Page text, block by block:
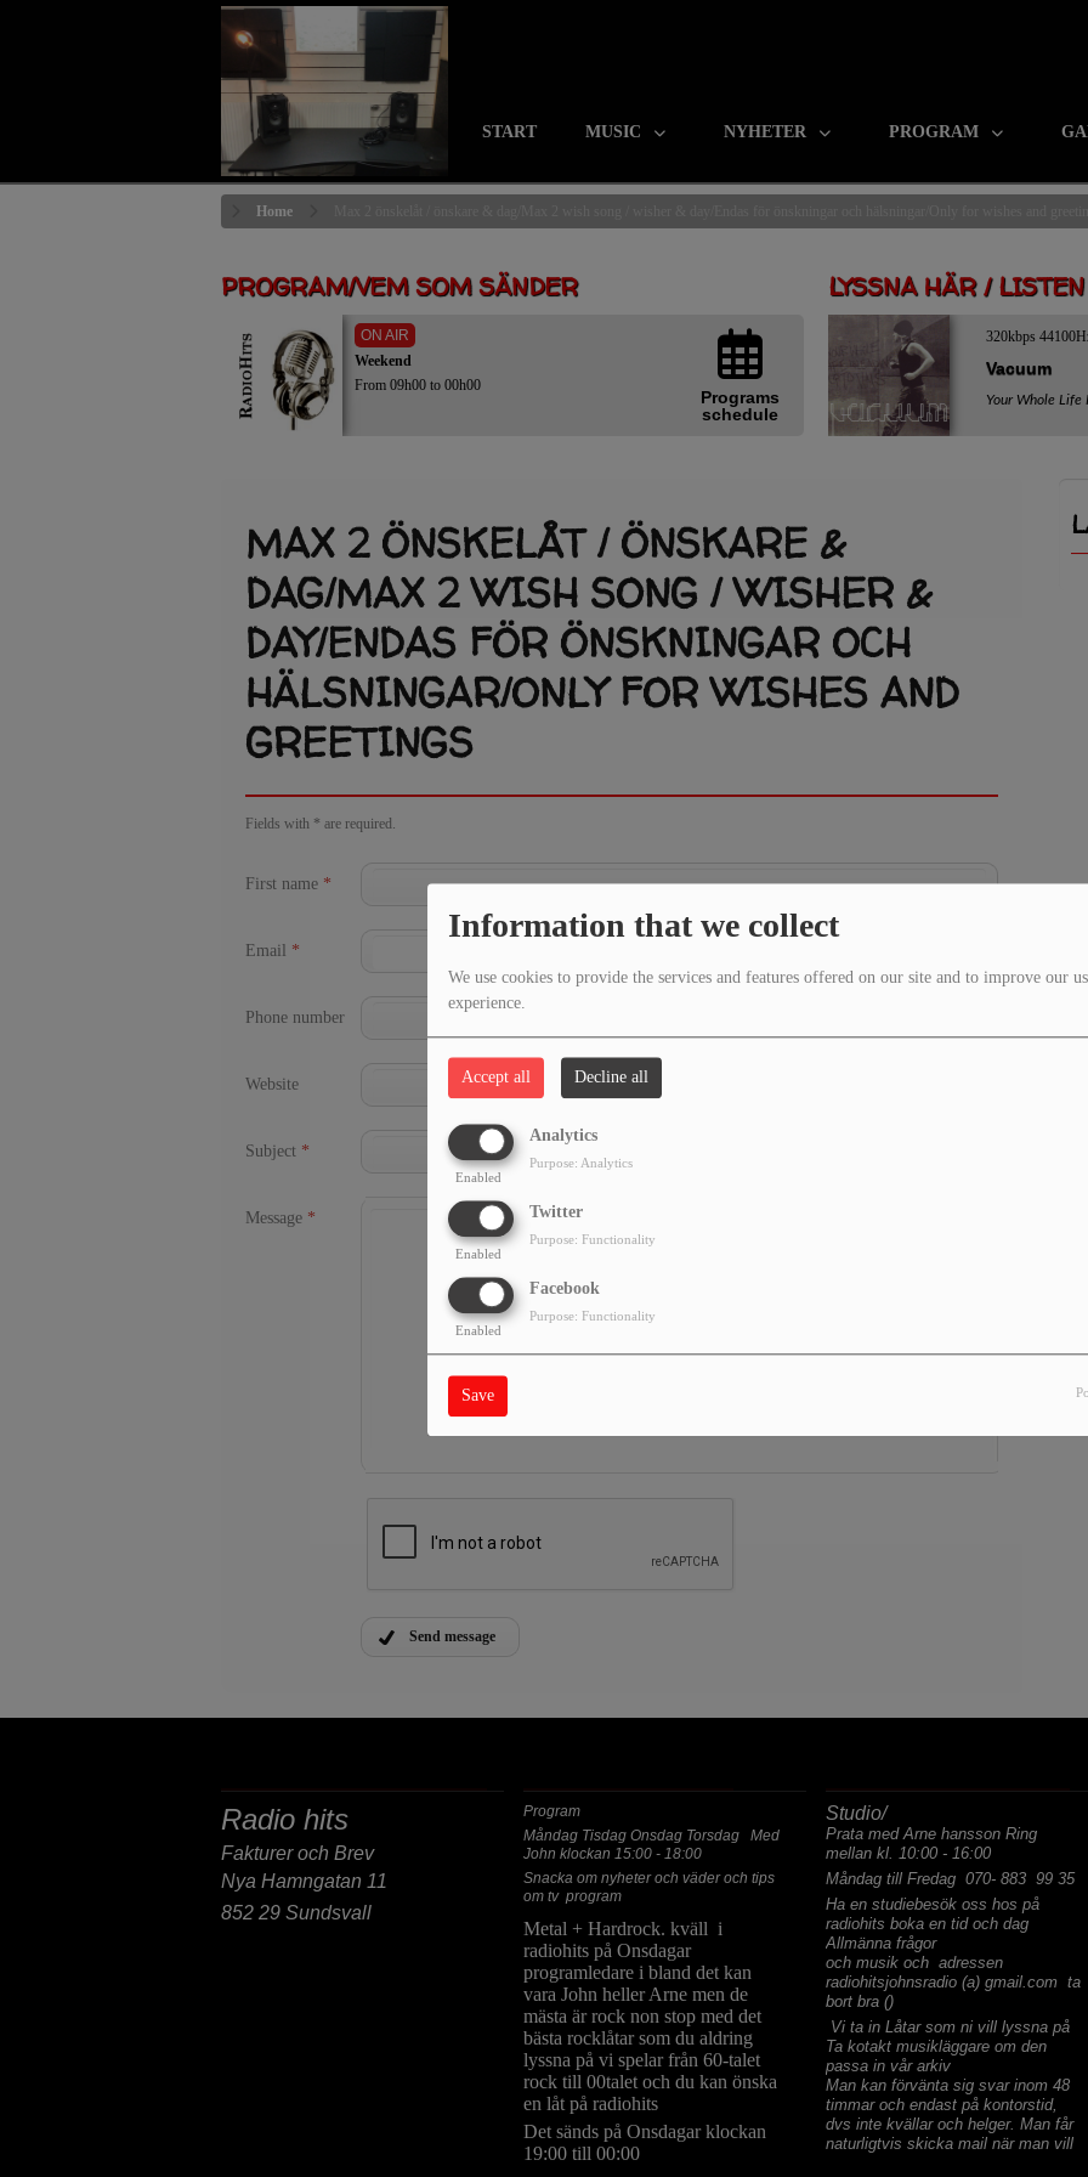
Information that we collect
We use cookies to provide the services and features offered on our site and to improve our
experience.
Accept all Decline all
Analytics
Enabled
Purpose: Analytics
Twitter
Enabled
Purpose: Functionality
Facebook
Enabled
Purpose: Functionality
Save
START MUSIC NYHETER PROGRAM
Home
PROGRAM/VEM SOM SÄNDER
ON AIR
Weekend
From 09h00 to 00h00
Programs
schedule
LYSSNA HÄR /
320kbps
Vacuum
Your Whole Life
MAX 2 ÖNSKELÅT / ÖNSKARE &
DAG/MAX 2 WISH SONG / WISHER &
DAY/ENDAS FÖR ÖNSKNINGAR OCH
HÄLSNINGAR/ONLY FOR WISHES AND
GREETINGS
Fields with * are required.
First name *
Email *
Phone number
Website
Subject *
Message *
Send message
Radio hits
Fakturer och Brev
Nya Hamngatan 11
852 29 Sundsvall
Program
Måndag Tisdag Onsdag Torsdag Med
John klockan 15:00 - 18:00
Snacka om nyheter och väder och tips
om tv program
Metal + Hardrock. kväll i
radiohits på Onsdagar
programledare i bland det kan
vara John heller Arne men de
mästa är rock non stop med det
bästa rocklåtar som du aldring
lyssna på vi spelar från 60-talet
rock till 00talet och du kan önska
en låt på radiohits
Det sänds på Onsdagar klockan
19:00 till 00:00
Studio/
Prata med Arne hansson Ring
mellan kl. 10:00 - 16:00
Måndag till Fredag 070- 883 99 35
Ha en studiebesök oss hos på
radiohits boka en tid och dag
Allmänna frågor
och musik och adressen
radiohitsjohnsradio (a) gmail.com ta
bort bra ()
Vi ta in Låtar som ni vill lyssna på
Ta kotakt musikläggare om den
passa in vår arkiv
Man kan förvänta sig svar inom 48
timmar och endast på kontorstid,
dvs inte kvällar och helger. Man får
naturligtvis skicka mail när man vill